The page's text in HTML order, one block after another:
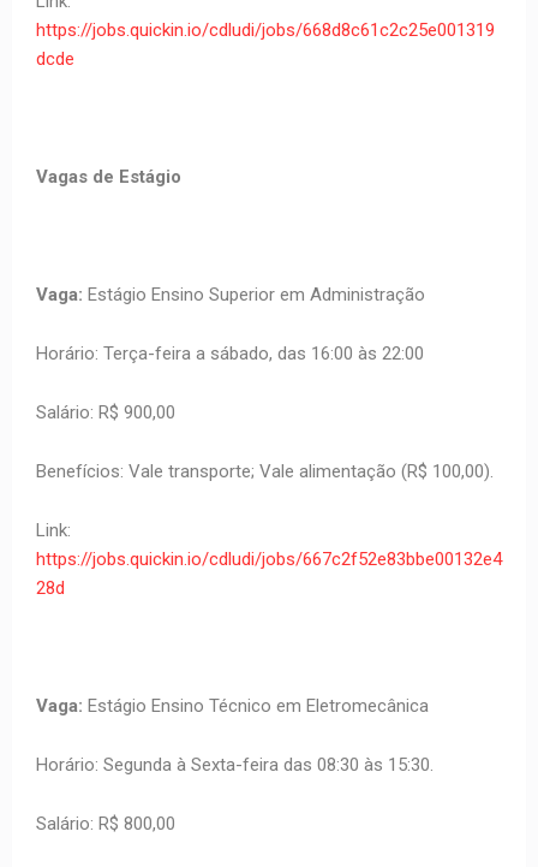
https://jobs.quickin.io/cdludi/jobs/668d8c61c2c25e001319
dcde
Vagas de Estágio
Vaga: Estágio Ensino Superior em Administração
Horário: Terça-feira a sábado, das 16:00 às 22:00
Salário: R$ 900,00
Benefícios: Vale transporte; Vale alimentação (R$ 100,00).
Link:
https://jobs.quickin.io/cdludi/jobs/667c2f52e83bbe00132e4
28d
Vaga: Estágio Ensino Técnico em Eletromecânica
Horário: Segunda à Sexta-feira das 08:30 às 15:30.
Salário: R$ 800,00